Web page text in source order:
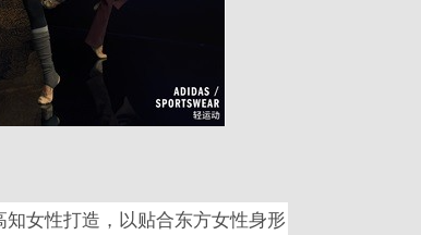
女性打造，以贴合东方女性身形